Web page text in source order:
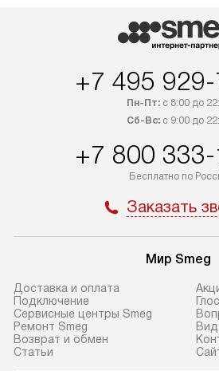
дополнительно. Возможна
доставка товаров по России.
+7 495
Пн-Пт:с 8:00 до
Сб-Вс:с 9:00 до
+7 800
Бесплатно по
Заказать
Мир Smeg
Доставка и оплата
Подключение
Сервисные центры Smeg
Ремонт Smeg
Возврат и обмен
Статьи